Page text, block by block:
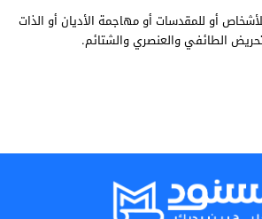
أو للمقدسات أو مهاجمة الأديان أو الذات
الطائفي والعنصري والشتائم.